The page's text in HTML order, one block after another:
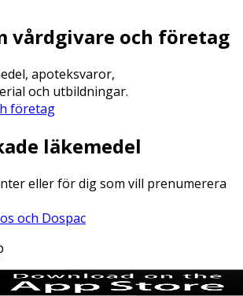
vårdgivare och företag
apoteksvaror,
och utbildningar.
företag
läkemedel
eller för dig som vill prenumerera
och Dospac